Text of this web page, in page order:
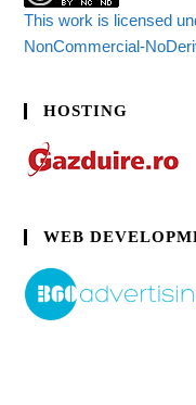
This work is licensed
NonCommercial-
HOSTING
WEB